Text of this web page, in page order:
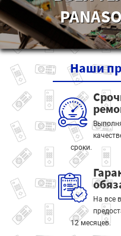
Наши
сроки.
На все
12 месяцев.